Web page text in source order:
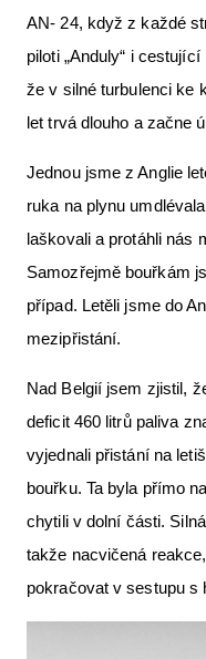
AN- 24, když z každé
piloti „Anduly“ i
že v silné turbulenci ke
let trvá dlouho a začne
Jednou jsme z Anglie
ruka na plynu
laškovali a protáhli nás
Samozřejmě bouřkám
případ. Letěli jsme do
mezipřistání.
Nad Belgií jsem zjistil,
deficit 460 litrů paliva
vyjednali přistání na
bouřku. Ta byla přímo
chytili v dolní části.
takže nacvičená
pokračovat v sestupu s